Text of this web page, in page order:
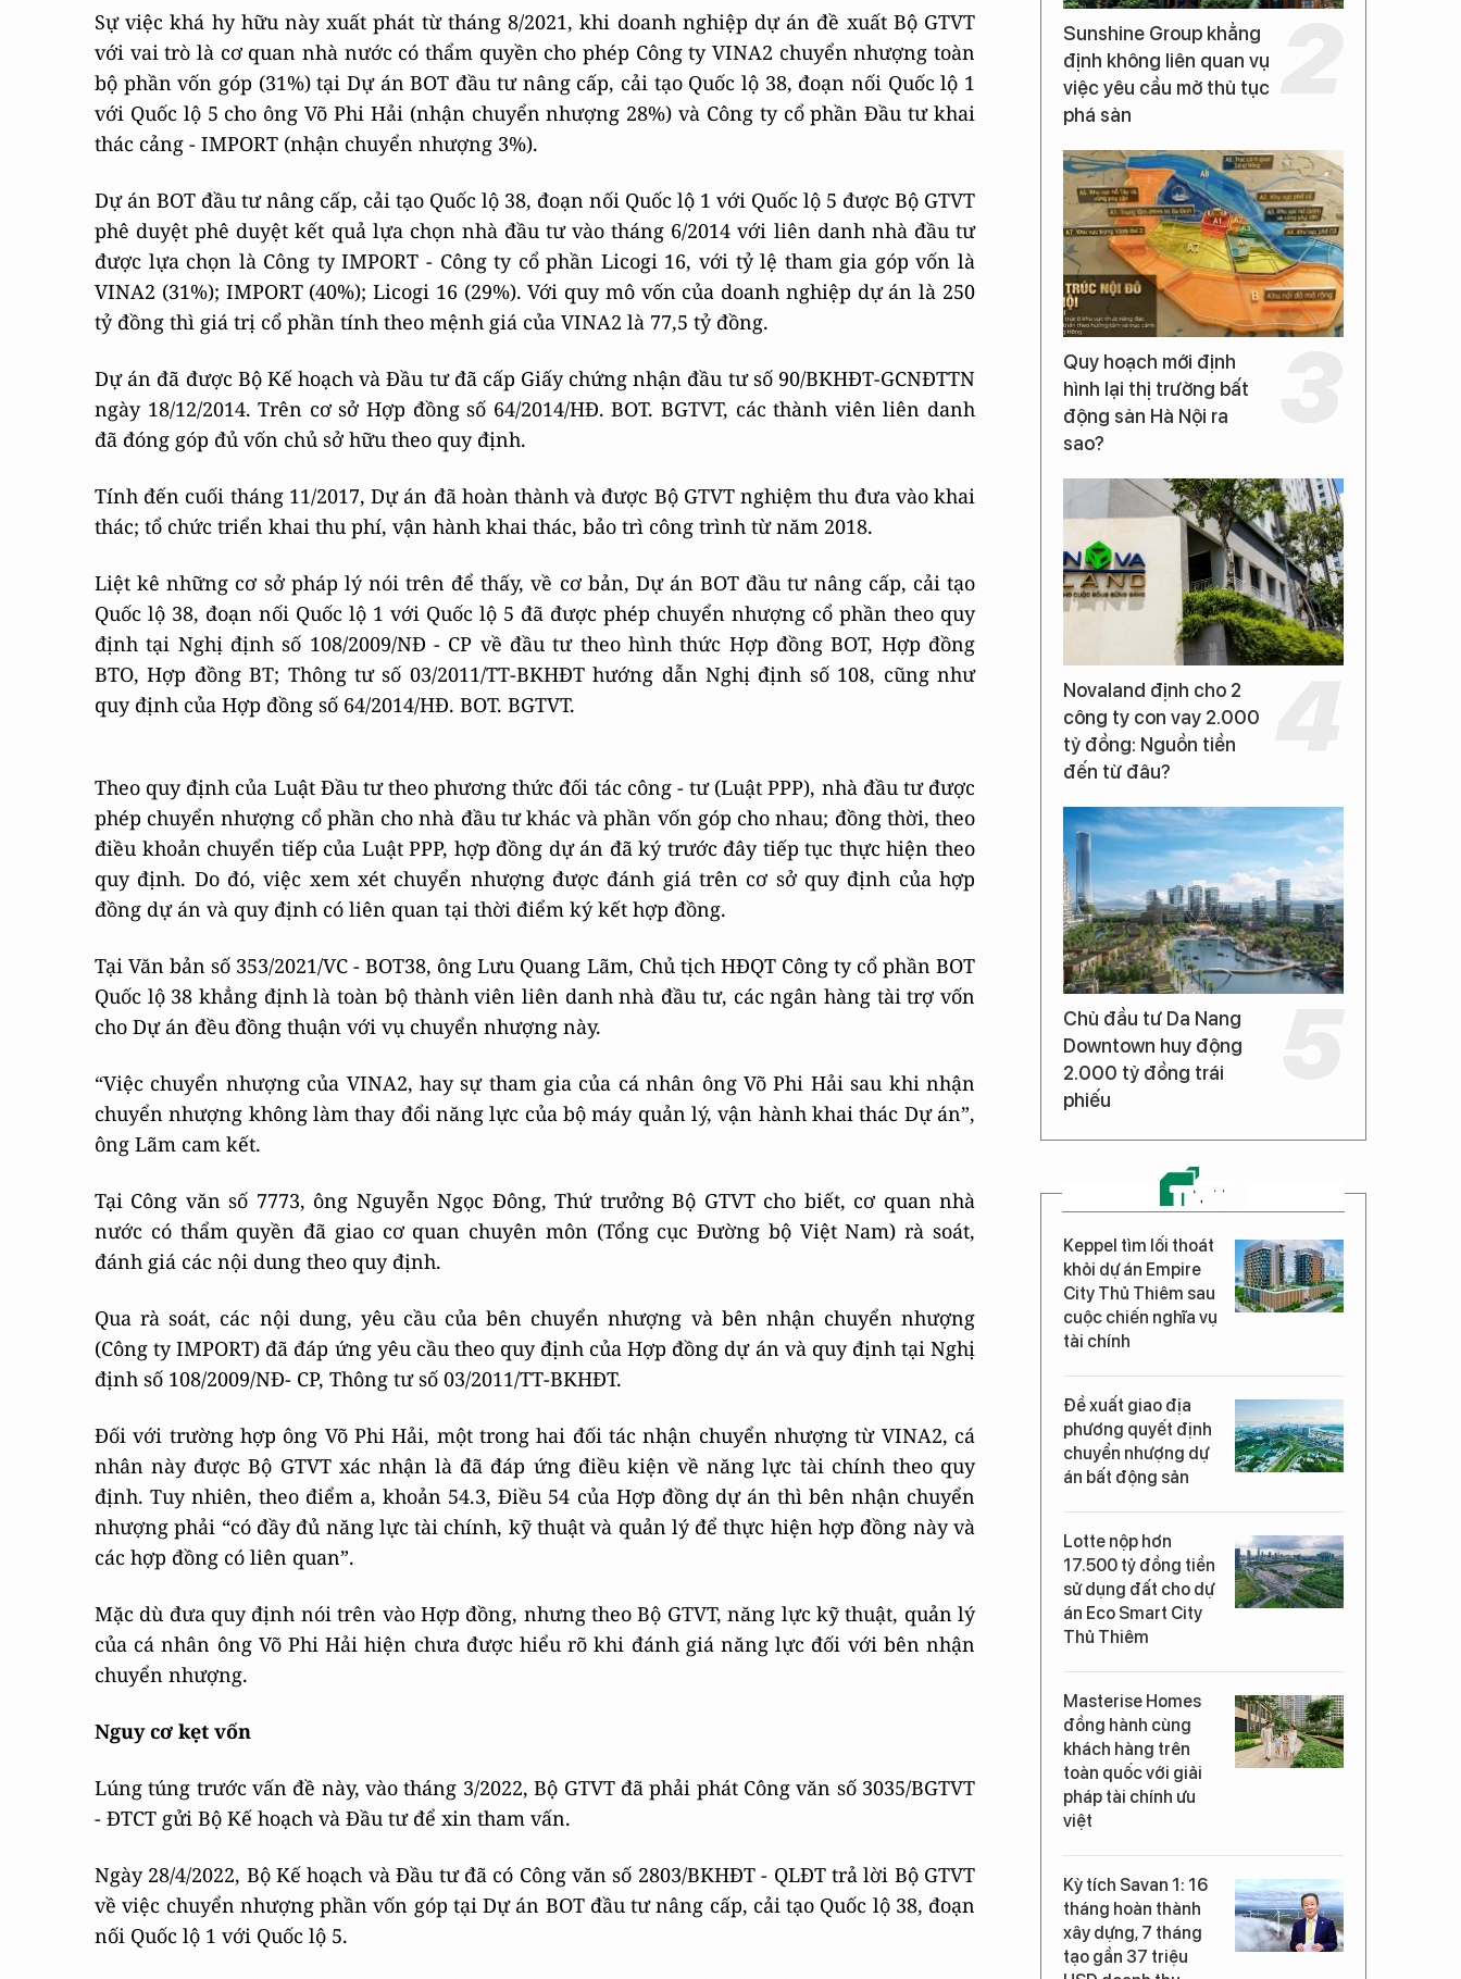
Sự việc khá hy hữu này xuất phát từ tháng 8/2021, khi doanh nghiệp dự án đề xuất Bộ GTVT
với vai trò là cơ quan nhà nước có thẩm quyền cho phép Công ty VINA2 chuyển nhượng toàn
bộ phần vốn góp (31%) tại Dự án BOT đầu tư nâng cấp, cải tạo Quốc lộ 38, đoạn nối Quốc lộ 1
với Quốc lộ 5 cho ông Võ Phi Hải (nhận chuyển nhượng 28%) và Công ty cổ phần Đầu tư khai
thác cảng - IMPORT (nhận chuyển nhượng 3%).
Dự án BOT đầu tư nâng cấp, cải tạo Quốc lộ 38, đoạn nối Quốc lộ 1 với Quốc lộ 5 được Bộ GTVT
phê duyệt phê duyệt kết quả lựa chọn nhà đầu tư vào tháng 6/2014 với liên danh nhà đầu tư
được lựa chọn là Công ty IMPORT - Công ty cổ phần Licogi 16, với tỷ lệ tham gia góp vốn là
VINA2 (31%); IMPORT (40%); Licogi 16 (29%). Với quy mô vốn của doanh nghiệp dự án là 250
tỷ đồng thì giá trị cổ phần tính theo mệnh giá của VINA2 là 77,5 tỷ đồng.
Dự án đã được Bộ Kế hoạch và Đầu tư đã cấp Giấy chứng nhận đầu tư số 90/BKHĐT-GCNĐTTN
ngày 18/12/2014. Trên cơ sở Hợp đồng số 64/2014/HĐ. BOT. BGTVT, các thành viên liên danh
đã đóng góp đủ vốn chủ sở hữu theo quy định.
Tính đến cuối tháng 11/2017, Dự án đã hoàn thành và được Bộ GTVT nghiệm thu đưa vào khai
thác; tổ chức triển khai thu phí, vận hành khai thác, bảo trì công trình từ năm 2018.
Liệt kê những cơ sở pháp lý nói trên để thấy, về cơ bản, Dự án BOT đầu tư nâng cấp, cải tạo
Quốc lộ 38, đoạn nối Quốc lộ 1 với Quốc lộ 5 đã được phép chuyển nhượng cổ phần theo quy
định tại Nghị định số 108/2009/NĐ - CP về đầu tư theo hình thức Hợp đồng BOT, Hợp đồng
BTO, Hợp đồng BT; Thông tư số 03/2011/TT-BKHĐT hướng dẫn Nghị định số 108, cũng như
quy định của Hợp đồng số 64/2014/HĐ. BOT. BGTVT.
Theo quy định của Luật Đầu tư theo phương thức đối tác công - tư (Luật PPP), nhà đầu tư được
phép chuyển nhượng cổ phần cho nhà đầu tư khác và phần vốn góp cho nhau; đồng thời, theo
điều khoản chuyển tiếp của Luật PPP, hợp đồng dự án đã ký trước đây tiếp tục thực hiện theo
quy định. Do đó, việc xem xét chuyển nhượng được đánh giá trên cơ sở quy định của hợp
đồng dự án và quy định có liên quan tại thời điểm ký kết hợp đồng.
Tại Văn bản số 353/2021/VC - BOT38, ông Lưu Quang Lãm, Chủ tịch HĐQT Công ty cổ phần BOT
Quốc lộ 38 khẳng định là toàn bộ thành viên liên danh nhà đầu tư, các ngân hàng tài trợ vốn
cho Dự án đều đồng thuận với vụ chuyển nhượng này.
“Việc chuyển nhượng của VINA2, hay sự tham gia của cá nhân ông Võ Phi Hải sau khi nhận
chuyển nhượng không làm thay đổi năng lực của bộ máy quản lý, vận hành khai thác Dự án”,
ông Lãm cam kết.
Tại Công văn số 7773, ông Nguyễn Ngọc Đông, Thứ trưởng Bộ GTVT cho biết, cơ quan nhà
nước có thẩm quyền đã giao cơ quan chuyên môn (Tổng cục Đường bộ Việt Nam) rà soát,
đánh giá các nội dung theo quy định.
Qua rà soát, các nội dung, yêu cầu của bên chuyển nhượng và bên nhận chuyển nhượng
(Công ty IMPORT) đã đáp ứng yêu cầu theo quy định của Hợp đồng dự án và quy định tại Nghị
định số 108/2009/NĐ- CP, Thông tư số 03/2011/TT-BKHĐT.
Đối với trường hợp ông Võ Phi Hải, một trong hai đối tác nhận chuyển nhượng từ VINA2, cá
nhân này được Bộ GTVT xác nhận là đã đáp ứng điều kiện về năng lực tài chính theo quy
định. Tuy nhiên, theo điểm a, khoản 54.3, Điều 54 của Hợp đồng dự án thì bên nhận chuyển
nhượng phải “có đầy đủ năng lực tài chính, kỹ thuật và quản lý để thực hiện hợp đồng này và
các hợp đồng có liên quan”.
Mặc dù đưa quy định nói trên vào Hợp đồng, nhưng theo Bộ GTVT, năng lực kỹ thuật, quản lý
của cá nhân ông Võ Phi Hải hiện chưa được hiểu rõ khi đánh giá năng lực đối với bên nhận
chuyển nhượng.
Nguy cơ kẹt vốn
Lúng túng trước vấn đề này, vào tháng 3/2022, Bộ GTVT đã phải phát Công văn số 3035/BGTVT
- ĐTCT gửi Bộ Kế hoạch và Đầu tư để xin tham vấn.
Ngày 28/4/2022, Bộ Kế hoạch và Đầu tư đã có Công văn số 2803/BKHĐT - QLĐT trả lời Bộ GTVT
về việc chuyển nhượng phần vốn góp tại Dự án BOT đầu tư nâng cấp, cải tạo Quốc lộ 38, đoạn
nối Quốc lộ 1 với Quốc lộ 5.
Sunshine Group khẳng
định không liên quan vụ
việc yêu cầu mở thủ tục
phá sản
Quy hoạch mới định
hình lại thị trường bất
động sản Hà Nội ra
sao?
Novaland định cho 2
công ty con vay 2.000
tỷ đồng: Nguồn tiền
đến từ đâu?
Chủ đầu tư Da Nang
Downtown huy động
2.000 tỷ đồng trái
phiếu
TIN MỚI
Keppel tìm lối thoát
khỏi dự án Empire
City Thủ Thiêm sau
cuộc chiến nghĩa vụ
tài chính
Đề xuất giao địa
phương quyết định
chuyển nhượng dự
án bất động sản
Lotte nộp hơn
17.500 tỷ đồng tiền
sử dụng đất cho dự
án Eco Smart City
Thủ Thiêm
Masterise Homes
đồng hành cùng
khách hàng trên
toàn quốc với giải
pháp tài chính ưu
việt
Kỳ tích Savan 1: 16
tháng hoàn thành
xây dựng, 7 tháng
tạo gần 37 triệu